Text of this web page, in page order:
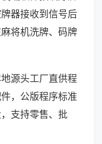
器接收到信号后
将机洗牌、码牌
源头工厂直供程
，公版程序标准
支持零售、批